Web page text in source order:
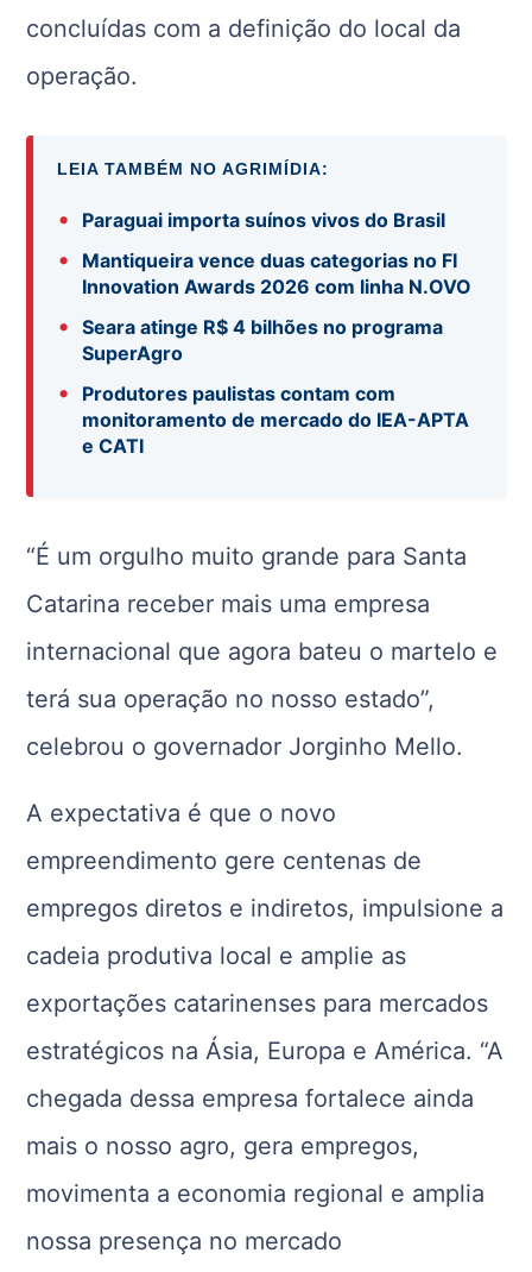
concluídas com a definição do local da
operação.
LEIA TAMBÉM NO AGRIMÍDIA:
• Paraguai importa suínos vivos do Brasil
•
Mantiqueira vence duas categorias no FI
Innovation Awards 2026 com linha N.OVO
•
Seara atinge R$ 4 bilhões no programa
SuperAgro
•
Produtores paulistas contam com
monitoramento de mercado do IEA-APTA
e CATI
“É um orgulho muito grande para Santa
Catarina receber mais uma empresa
internacional que agora bateu o martelo e
terá sua operação no nosso estado”,
celebrou o governador Jorginho Mello.
A expectativa é que o novo
empreendimento gere centenas de
empregos diretos e indiretos, impulsione a
cadeia produtiva local e amplie as
exportações catarinenses para mercados
estratégicos na Ásia, Europa e América. “A
chegada dessa empresa fortalece ainda
mais o nosso agro, gera empregos,
movimenta a economia regional e amplia
nossa presença no mercado